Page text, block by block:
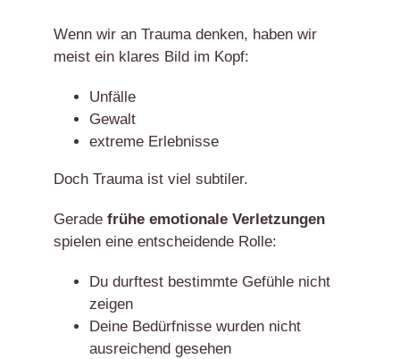
Wenn wir an Trauma denken, haben wir
meist ein klares Bild im Kopf:
Unfälle
Gewalt
extreme Erlebnisse
Doch Trauma ist viel subtiler.
Gerade frühe emotionale Verletzungen
spielen eine entscheidende Rolle:
Du durftest bestimmte Gefühle nicht
zeigen
Deine Bedürfnisse wurden nicht
ausreichend gesehen